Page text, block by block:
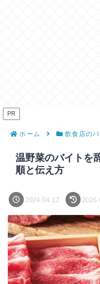
PR
ホーム 飲食店のバ
温野菜のバイトを
順と伝え方
2024.04.12